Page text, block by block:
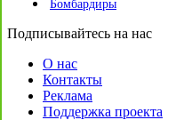
Бомбардиры
Подписывайтесь на нас
О нас
Контакты
Реклама
Поддержка проекта